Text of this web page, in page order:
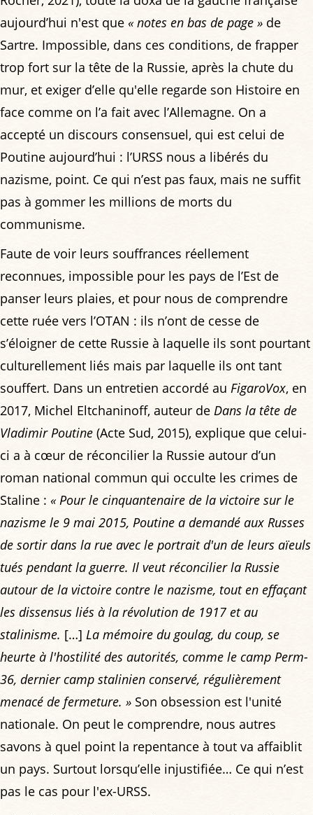
aujourd’hui n'est que « notes en bas de page » de
Sartre. Impossible, dans ces conditions, de frapper
trop fort sur la tête de la Russie, après la chute du
mur, et exiger d’elle qu'elle regarde son Histoire en
face comme on l’a fait avec l’Allemagne. On a
accepté un discours consensuel, qui est celui de
Poutine aujourd’hui : l’URSS nous a libérés du
nazisme, point. Ce qui n’est pas faux, mais ne suffit
pas à gommer les millions de morts du
communisme.
Faute de voir leurs souffrances réellement
reconnues, impossible pour les pays de l’Est de
panser leurs plaies, et pour nous de comprendre
cette ruée vers l’OTAN : ils n’ont de cesse de
s’éloigner de cette Russie à laquelle ils sont pourtant
culturellement liés mais par laquelle ils ont tant
souffert. Dans un entretien accordé au FigaroVox, en
2017, Michel Eltchaninoff, auteur de Dans la tête de
Vladimir Poutine (Acte Sud, 2015), explique que celui-
ci a à cœur de réconcilier la Russie autour d’un
roman national commun qui occulte les crimes de
Staline : « Pour le cinquantenaire de la victoire sur le
nazisme le 9 mai 2015, Poutine a demandé aux Russes
de sortir dans la rue avec le portrait d'un de leurs aïeuls
tués pendant la guerre. Il veut réconcilier la Russie
autour de la victoire contre le nazisme, tout en effaçant
les dissensus liés à la révolution de 1917 et au
stalinisme. […] La mémoire du goulag, du coup, se
heurte à l'hostilité des autorités, comme le camp Perm-
36, dernier camp stalinien conservé, régulièrement
menacé de fermeture. » Son obsession est l'unité
nationale. On peut le comprendre, nous autres
savons à quel point la repentance à tout va affaiblit
un pays. Surtout lorsqu’elle injustifiée… Ce qui n’est
pas le cas pour l'ex-URSS.